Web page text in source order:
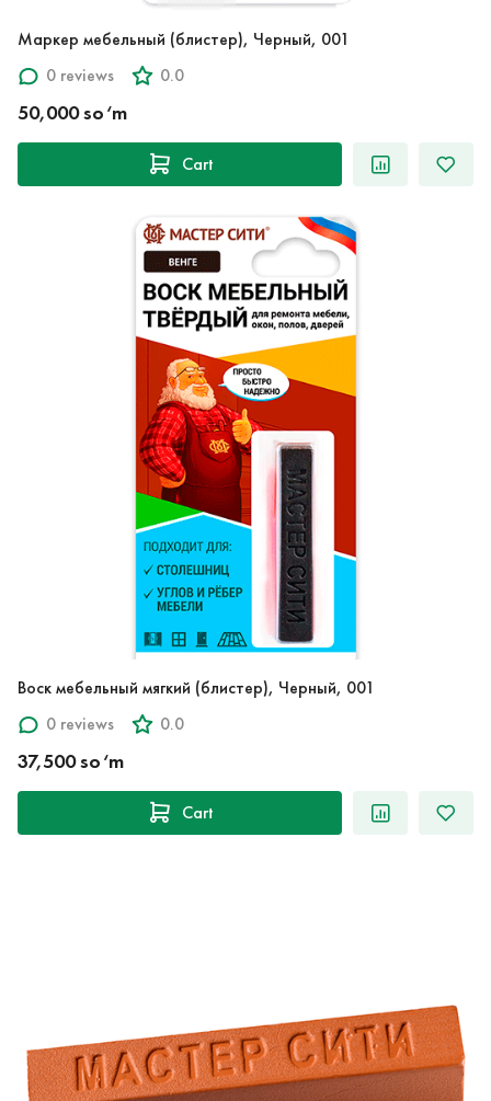
Маркер мебельный (блистер), Черный, 001
0 reviews
0.0
50,000 so‘m
Cart
Воск мебельный мягкий (блистер), Черный, 001
0 reviews
0.0
37,500 so‘m
Cart